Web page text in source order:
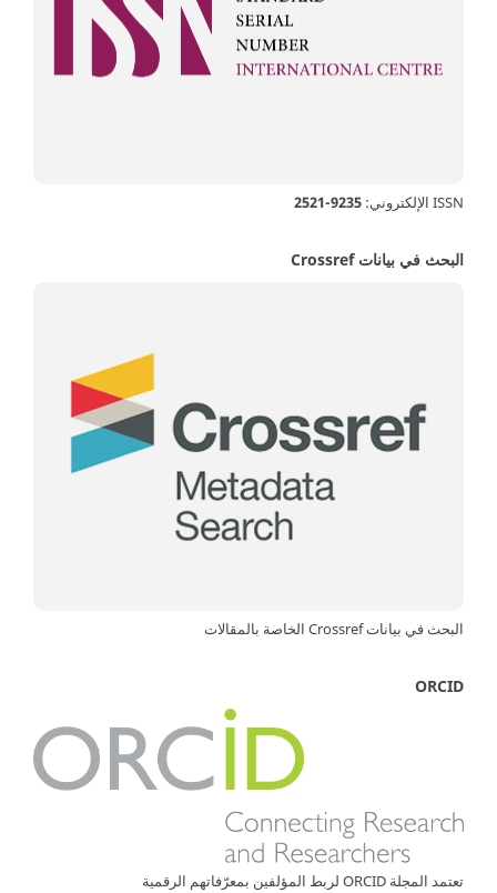
ISSN الإلكتروني: 9235-2521
البحث في بيانات Crossref
البحث في بيانات Crossref الخاصة بالمقالات
ORCID
تعتمد المجلة ORCID لربط المؤلفين بمعرّفاتهم الرقمية